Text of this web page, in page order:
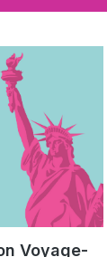
Voyage-